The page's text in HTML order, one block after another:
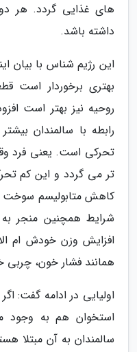
های غذایی گردد. هر
داشته باشد.
این رژیم شناس با بیان
بهتری برخوردار است
روحیه نیز بهتر است
رابطه با سالمندان
تحرکی است. یعنی فرد
تر می گردد و این کم
کاهش متابولیسم سوخت
شرایط همچنین منجر
افزایش وزن خودش ام
همانند فشار خون، چربی
اولیایی در ادامه گفت:
استخوان هم به وجود
سالمندان به آن مبتلا